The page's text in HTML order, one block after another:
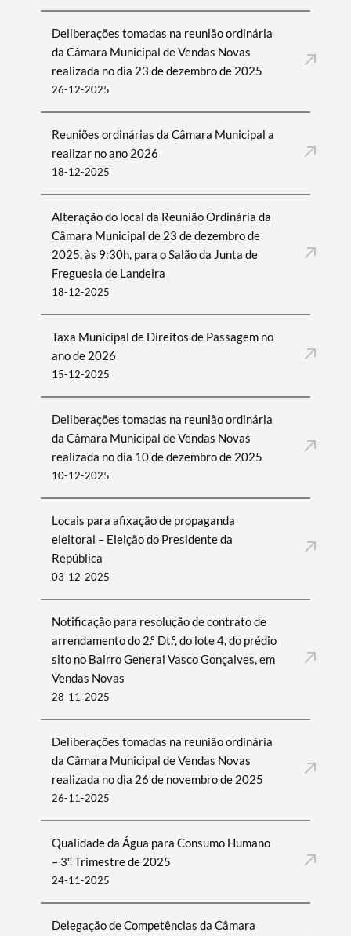
Filtros
Deliberações tomadas na reunião ordinária
da Câmara Municipal de Vendas Novas
realizada no dia 23 de dezembro de 2025
26-12-2025
Reuniões ordinárias da Câmara Municipal a
realizar no ano 2026
18-12-2025
Alteração do local da Reunião Ordinária da
Câmara Municipal de 23 de dezembro de
2025, às 9:30h, para o Salão da Junta de
Freguesia de Landeira
18-12-2025
Taxa Municipal de Direitos de Passagem no
ano de 2026
15-12-2025
Deliberações tomadas na reunião ordinária
da Câmara Municipal de Vendas Novas
realizada no dia 10 de dezembro de 2025
10-12-2025
Locais para afixação de propaganda
eleitoral – Eleição do Presidente da
República
03-12-2025
Notificação para resolução de contrato de
arrendamento do 2.º Dt.º, do lote 4, do prédio
sito no Bairro General Vasco Gonçalves, em
Vendas Novas
28-11-2025
Deliberações tomadas na reunião ordinária
da Câmara Municipal de Vendas Novas
realizada no dia 26 de novembro de 2025
26-11-2025
Qualidade da Água para Consumo Humano
– 3º Trimestre de 2025
24-11-2025
Delegação de Competências da Câmara